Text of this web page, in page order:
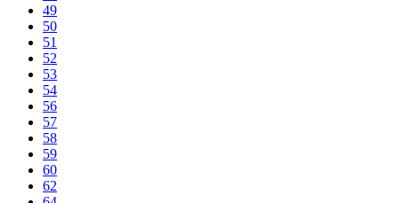
49
50
51
52
53
54
56
57
58
59
60
62